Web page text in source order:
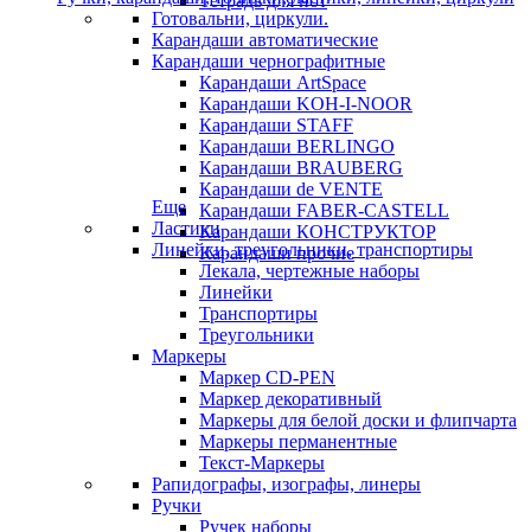
Готовальни, циркули.
Карандаши автоматические
Карандаши чернографитные
Карандаши ArtSpace
Карандаши KOH-I-NOOR
Карандаши STAFF
Карандаши BERLINGO
Карандаши BRAUBERG
Карандаши de VENTE
Карандаши FABER-CASTELL
Карандаши КОНСТРУКТОР
Карандаши прочие
Еще
Ластики
Линейки, треугольники, транспортиры
Лекала, чертежные наборы
Линейки
Транспортиры
Треугольники
Маркеры
Маркер CD-PEN
Маркер декоративный
Маркеры для белой доски и флипчарта
Маркеры перманентные
Текст-Маркеры
Рапидографы, изографы, линеры
Ручки
Ручек наборы